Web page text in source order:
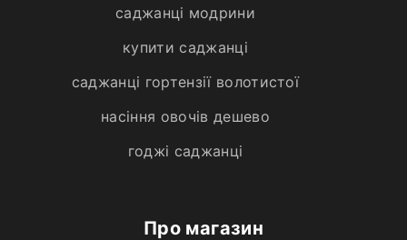
саджанці модрини
купити саджанці
саджанці гортензії волотистої
насіння овочів дешево
годжі саджанці
Про магазин